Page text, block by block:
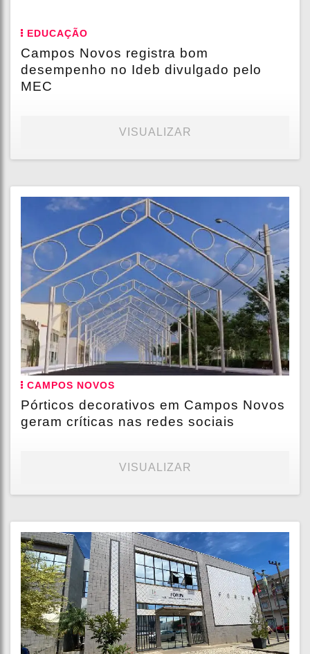
EDUCAÇÃO
Campos Novos registra bom
desempenho no Ideb divulgado pelo
MEC
VISUALIZAR
CAMPOS NOVOS
Pórticos decorativos em Campos Novos
geram críticas nas redes sociais
VISUALIZAR